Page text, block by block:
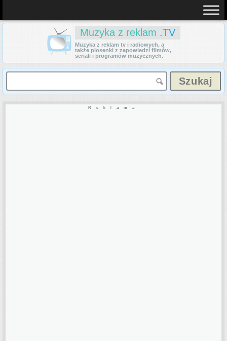
Muzyka z reklam .TV
Muzyka z reklam tv i radiowych, a
także piosenki z zapowiedzi filmów,
seriali i programów muzycznych.
Reklama